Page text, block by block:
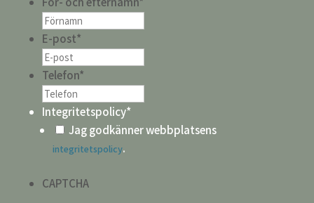
E-post*
Telefon*
Integritetspolicy*
Jag godkänner webbplatsens
integritetspolicy.
CAPTCHA